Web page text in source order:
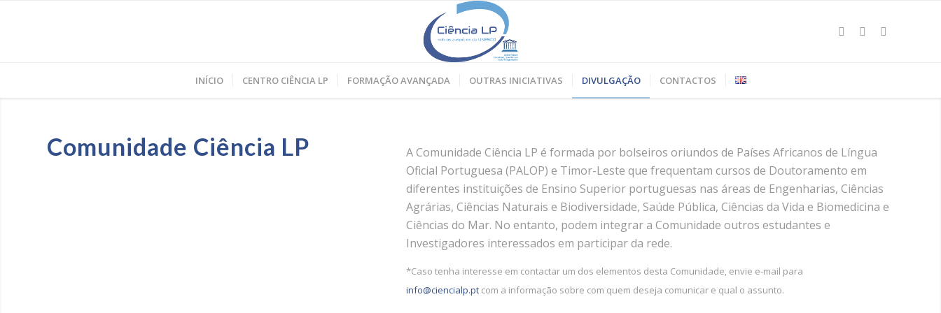
INÍCIO CENTRO CIÊNCIA LP FORMAÇÃO AVANÇADA OUTRAS INICIATIVAS DIVULGAÇÃO CONTACTOS
Comunidade Ciência LP
A Comunidade Ciência LP é formada por bolseiros oriundos de Países Africanos de Língua
Oficial Portuguesa (PALOP) e Timor-Leste que frequentam cursos de Doutoramento em
diferentes instituições de Ensino Superior portuguesas nas áreas de Engenharias, Ciências
Agrárias, Ciências Naturais e Biodiversidade, Saúde Pública, Ciências da Vida e Biomedicina e
Ciências do Mar. No entanto, podem integrar a Comunidade outros estudantes e
Investigadores interessados em participar da rede.
*Caso tenha interesse em contactar um dos elementos desta Comunidade, envie e-mail para
info@ciencialp.pt com a informação sobre com quem deseja comunicar e qual o assunto.